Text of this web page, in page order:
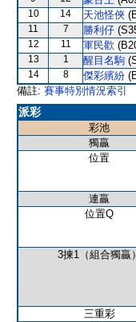
10
14 天池怪俠
11
7 勝利仔
12
11 軍民歡
13
1 醒目名駒
14
8 傑彩繽紛
備註: 賽事特別情況索引
派彩
彩池
獨贏
位置
連贏
位置Q
3揀1（組合獨贏）
三重彩